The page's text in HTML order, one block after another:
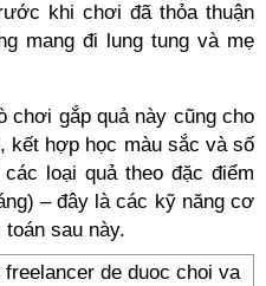
khi chơi đã thỏa thuận
mang đi lung tung và mẹ
chơi gắp quả này cũng cho
kết hợp học màu sắc và số
loại quả theo đặc điểm
– đây là các kỹ năng cơ
sau này.